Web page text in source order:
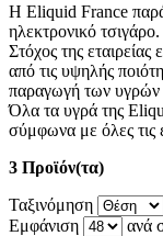
H Eliquid France
ηλεκτρονικό τσιγάρο.
Στόχος της
από τις υψηλής
παραγωγή των υγρών
Όλα τα υγρά της
σύμφωνα με όλες τις
3 Προϊόν(τα)
Ταξινόμηση
Εμφάνιση
ανά